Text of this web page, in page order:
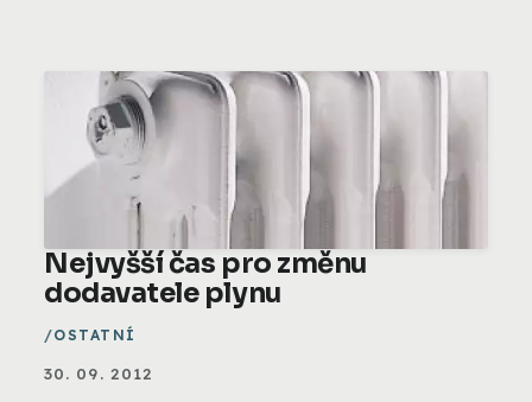
Nejvyšší čas pro změnu
dodavatele plynu
OSTATNÍ
30. 09. 2012